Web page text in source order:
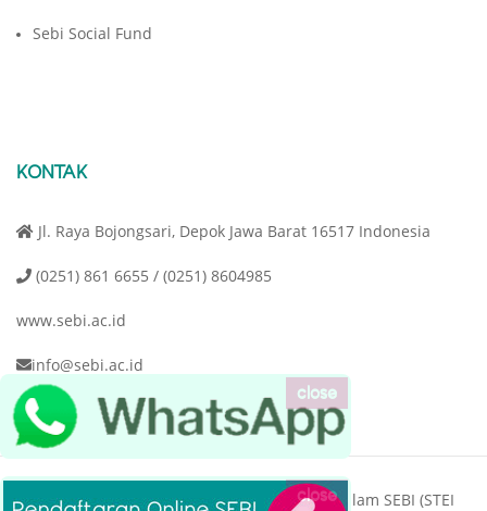
Sebi Social Fund
KONTAK
Jl. Raya Bojongsari, Depok Jawa Barat 16517 Indonesia
(0251) 861 6655 / (0251) 8604985
www.sebi.ac.id
info@sebi.ac.id
Copyright © 2020 Sekolah Tinggi Ekonomi Islam SEBI (STEI
close
close